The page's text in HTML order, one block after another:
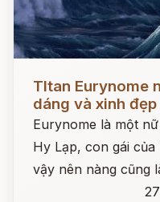
TItan Eurynome
dáng và xinh đẹp
Eurynome là một
Hy Lạp, con gái của
vậy nên nàng cũng